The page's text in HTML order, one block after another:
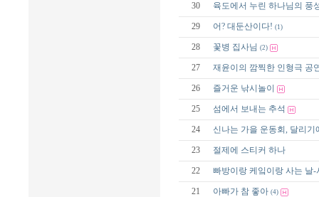
30 육도에서 누린 하나님의 풍
29 어? 대둔산이다! (1)
28 꽃병 집사님 (2)
27 재윤이의 깜찍한 인형극 공
26 즐거운 낚시놀이
25 섬에서 보내는 추석
24 신나는 가을 운동회, 달리기
23 절제에 스티커 하나
22 빠방이랑 케잌이랑 사는 날-
21 아빠가 참 좋아 (4)